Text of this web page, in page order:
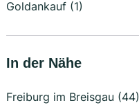
Goldankauf (1)
In der Nähe
Freiburg im Breisgau (44)